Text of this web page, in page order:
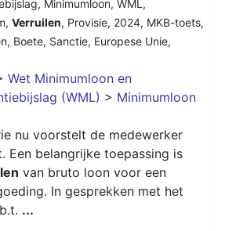
, Minimumloon, WML ,
, Verruilen, Provisie, 2024, MKB-toets,
, Boete, Sanctie, Europese Unie,
Wet Minimumloon en
(WML) > Minimumloon
nu voorstelt de medewerker
Een belangrijke toepassing is
van bruto loon voor een
In gesprekken met het
...